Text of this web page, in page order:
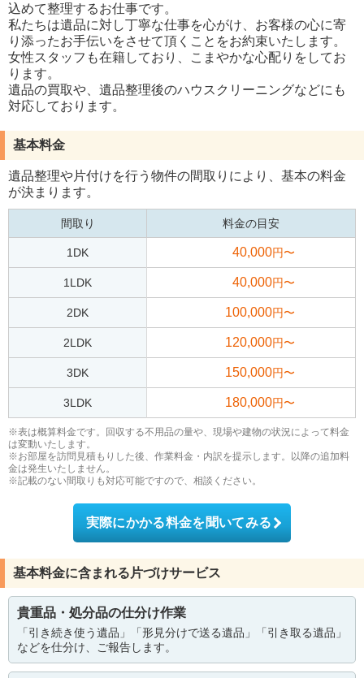
込めて整理するお仕事です。
私たちは遺品に対し丁寧な仕事を心がけ、お客様の心に寄
り添ったお手伝いをさせて頂くことをお約束いたします。
女性スタッフも在籍しており、こまやかな心配りをしてお
ります。
遺品の買取や、遺品整理後のハウスクリーニングなどにも
対応しております。
基本料金
遺品整理や片付けを行う物件の間取りにより、基本の料金
が決まります。
間取り 料金の目安
1DK 40,000円〜
1LDK 40,000円〜
2DK 100,000円〜
2LDK 120,000円〜
3DK 150,000円〜
3LDK 180,000円〜
※表は概算料金です。回収する不用品の量や、現場や建物の状況によって料金
は変動いたします。
※お部屋を訪問見積もりした後、作業料金・内訳を提示します。以降の追加料
金は発生いたしません。
※記載のない間取りも対応可能ですので、相談ください。
実際にかかる料金を聞いてみる
基本料金に含まれる片づけサービス
貴重品・処分品の仕分け作業
「引き続き使う遺品」「形見分けで送る遺品」「引き取る遺品」
などを仕分け、ご報告します。